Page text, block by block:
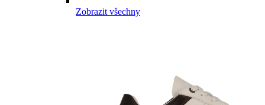
Zobrazit všechny